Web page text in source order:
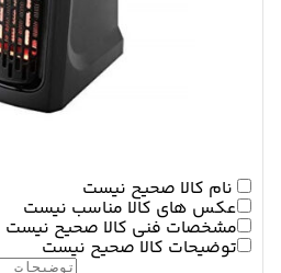
نام کالا صحیح نیست
عکس های کالا مناسب نیست
مشخصات فنی کالا صحیح نیست
توضیحات کالا صحیح نیست